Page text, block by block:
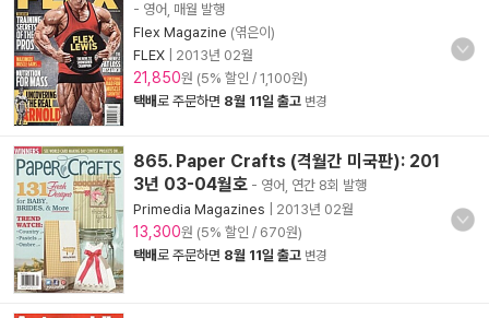
- 영어, 매월 발행
Flex Magazine (엮은이)
FLEX
2013년 02월
21,850원 (5% 할인 / 1,100원)
택배로 주문하면 8월 11일 출고 변경
865. Paper Crafts (격월간 미국판): 201
3년 03-04월호 - 영어, 연간 8회 발행
Primedia Magazines
2013년 02월
13,300원 (5% 할인 / 670원)
택배로 주문하면 8월 11일 출고 변경